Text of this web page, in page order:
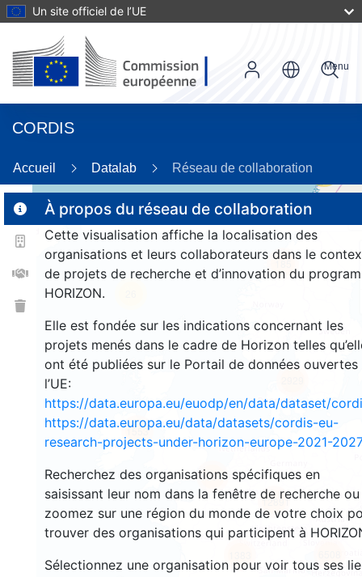
Un site officiel de l’UE
CORDIS
Menu
Accueil Datalab Réseau de collaboration
À propos du réseau de collaboration
Cette visualisation affiche la localisation des
organisations et leurs collaborateurs dans le
de projets de recherche et d’innovation du
HORIZON.
Elle est fondée sur les indications concernant les
projets menés dans le cadre de Horizon telles
ont été publiées sur le Portail de données ouvertes
l’UE:
https://data.europa.eu/euodp/en/data/dataset/
https://data.europa.eu/data/datasets/cordis-eu-
research-projects-under-horizon-europe-2021-2027
Recherchez des organisations spécifiques en
saisissant leur nom dans la fenêtre de recherche ou
zoomez sur une région du monde de votre choix
trouver des organisations qui participent à
Sélectionnez une organisation pour voir tous ses
1553
185
10049
12891